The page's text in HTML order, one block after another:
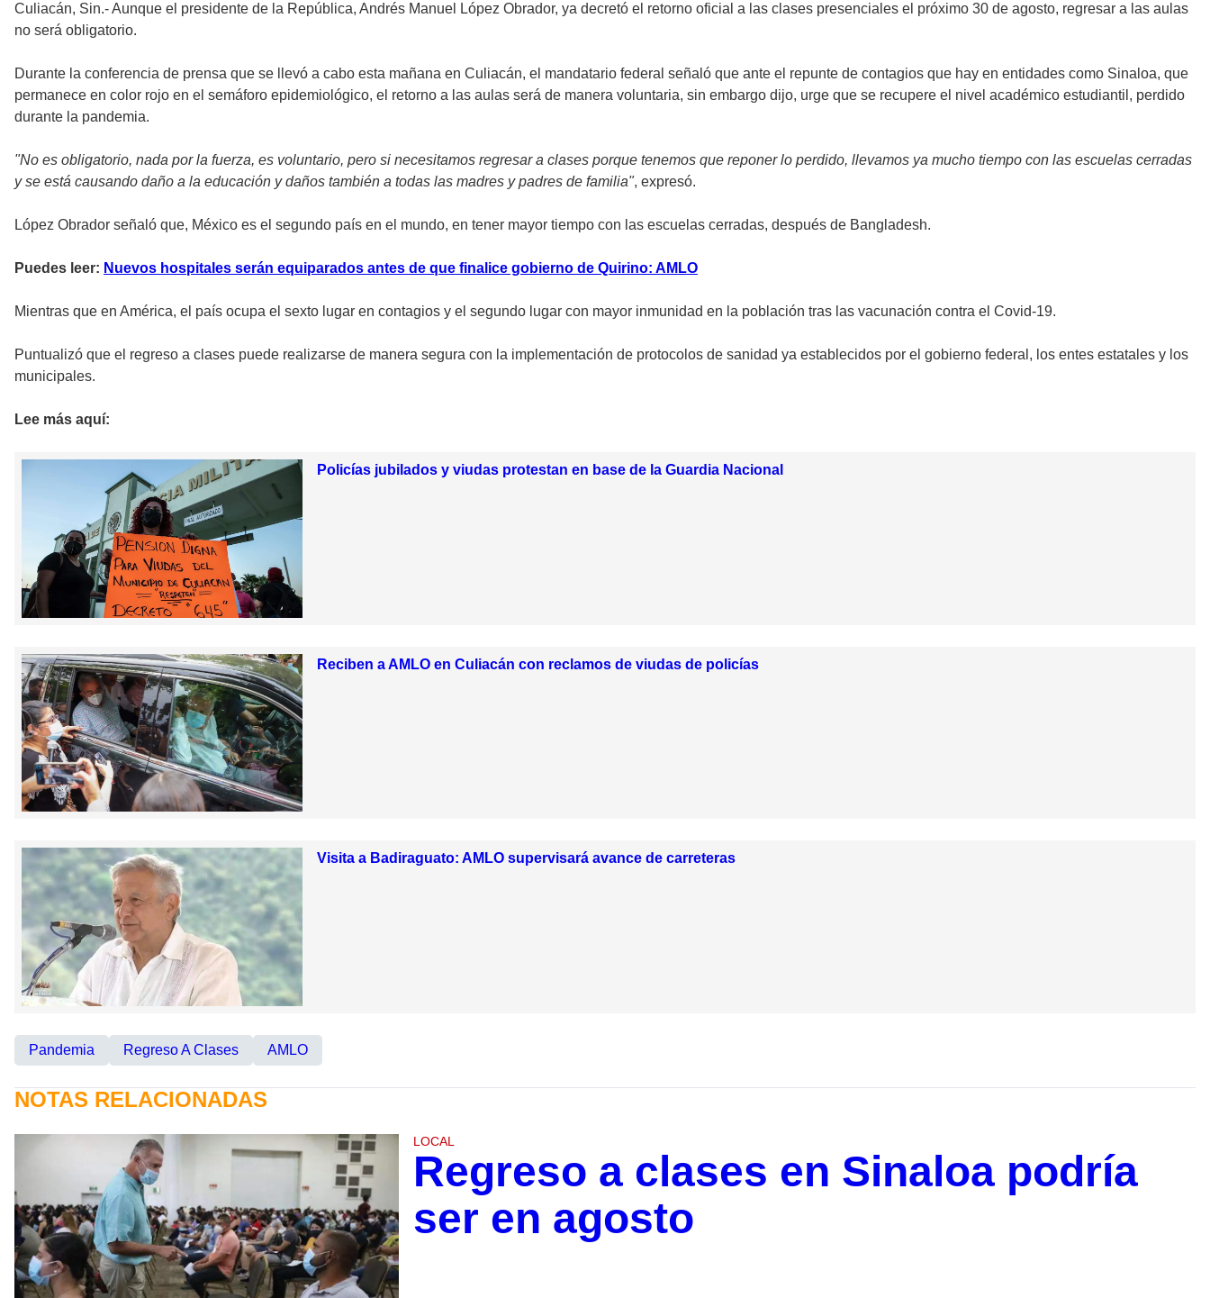
Culiacán, Sin.- Aunque el presidente de la República, Andrés Manuel López Obrador, ya decretó el retorno oficial a las clases presenciales el próximo 30 de agosto, regresar a las aulas
no será obligatorio.
Durante la conferencia de prensa que se llevó a cabo esta mañana en Culiacán, el mandatario federal señaló que ante el repunte de contagios que hay en entidades como Sinaloa, que
permanece en color rojo en el semáforo epidemiológico, el retorno a las aulas será de manera voluntaria, sin embargo dijo, urge que se recupere el nivel académico estudiantil, perdido
durante la pandemia.
"No es obligatorio, nada por la fuerza, es voluntario, pero si necesitamos regresar a clases porque tenemos que reponer lo perdido, llevamos ya mucho tiempo con las escuelas cerradas
y se está causando daño a la educación y daños también a todas las madres y padres de familia", expresó.
López Obrador señaló que, México es el segundo país en el mundo, en tener mayor tiempo con las escuelas cerradas, después de Bangladesh.
Puedes leer: Nuevos hospitales serán equiparados antes de que finalice gobierno de Quirino: AMLO
Mientras que en América, el país ocupa el sexto lugar en contagios y el segundo lugar con mayor inmunidad en la población tras las vacunación contra el Covid-19.
Puntualizó que el regreso a clases puede realizarse de manera segura con la implementación de protocolos de sanidad ya establecidos por el gobierno federal, los entes estatales y los
municipales.
Lee más aquí:
Policías jubilados y viudas protestan en base de la Guardia Nacional
Reciben a AMLO en Culiacán con reclamos de viudas de policías
Visita a Badiraguato: AMLO supervisará avance de carreteras
Pandemia Regreso A Clases AMLO
NOTAS RELACIONADAS
LOCAL
Regreso a clases en Sinaloa podría
ser en agosto